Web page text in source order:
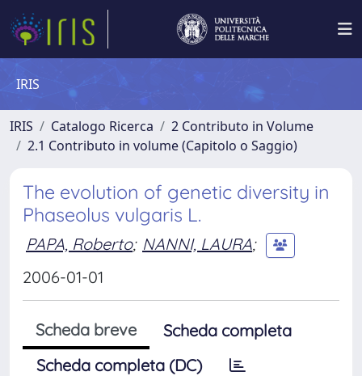
IRIS
IRIS Catalogo Ricerca
2 Contributo in Volume
2.1 Contributo in volume (Capitolo o Saggio)
The evolution of genetic diversity in
Phaseolus vulgaris L.
PAPA, Roberto; NANNI, LAURA;
2006-01-01
Scheda breve
Scheda completa
Scheda completa (DC)